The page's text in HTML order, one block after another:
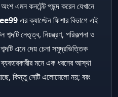
অংশ এমন কনটেন্ট পছন্দ করেন যেখানে
এর ক্যাপ্টেন ফিশার বিভাগে এই
শব্দটি নেতৃত্ব, নিয়ন্ত্রণ, পরিকল্পনা ও
এনে দেয় চেনা সমুদ্রভিত্তিক
মনে এক ধরনের আস্থা
কিন্তু সেটি এলোমেলো নয়; বরং